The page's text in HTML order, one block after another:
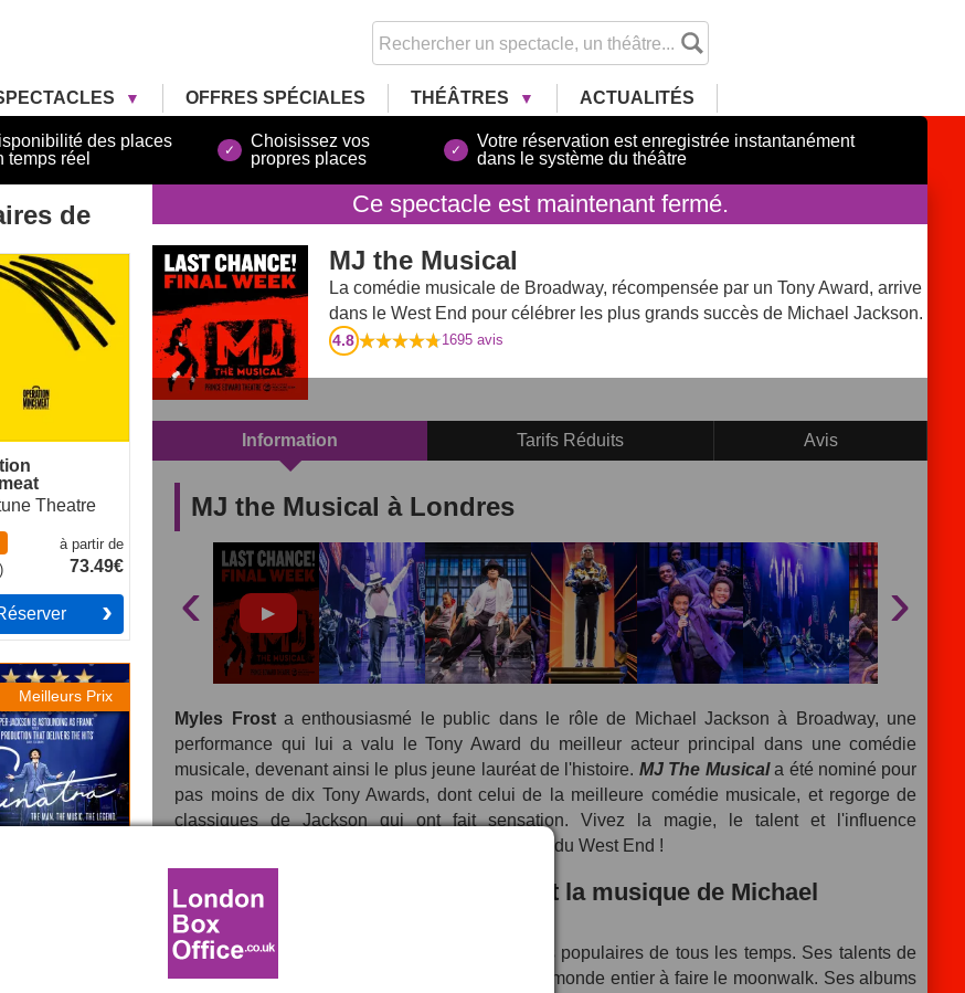
OFFRES SPÉCIALES THÉÂTRES ACTUALITÉS
des places
temps réel
Choisissez vos
propres places
Votre réservation est enregistrée instantanément
dans le système du théâtre
Ce spectacle est maintenant fermé.
MJ the Musical
La comédie musicale de Broadway, récompensée par un Tony Award, arrive
dans le West End pour célébrer les plus grands succès de Michael Jackson.
4.8 1695avis
Information Tarifs Réduits Avis
MJ the Musical à Londres
‹ ›
Myles Frosta enthousiasmé le public dans le rôle de Michael Jackson à Broadway, une
performance qui lui a valu le Tony Award du meilleur acteur principal dans une comédie
musicale, devenant ainsi le plus jeune lauréat de l'histoire. MJ The Musicala été nominé pour
pas moins de dix Tony Awards, dont celui de la meilleure comédie musicale, et regorge de
classiques de Jackson qui ont fait sensation. Vivez la magie, le talent et l'influence
incomparables de Michael Jackson sur la scène du West End !
Découvrez la vie, l'esprit créatif et la musique de Michael
Jackson
Michael Jackson
était l'un des artistes les plus populaires de tous les temps. Ses talents de
danseur ont fait de lui une légende, inspirant le monde entier à faire le moonwalk. Ses albums
de
Theatre
)
à partir de
73.49€
Mincemeat
Meilleurs Prix
the Musical